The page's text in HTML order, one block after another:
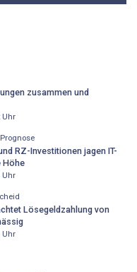
zusammen und
Uhr
RZ-Investitionen jagen IT-
Höhe
Uhr
Lösegeldzahlung von
Uhr